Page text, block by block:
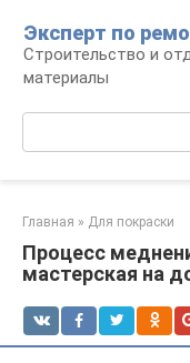
контенту
Эксперт по
Строительство и
материалы
Главная » Для покраски
Процесс
мастерская на